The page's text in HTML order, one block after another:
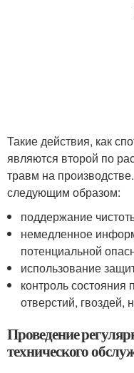
Такие действия, как
являются второй по
травм на
следующим образом:
поддержание
немедленное
потенциальной
использование
контроль
отверстий, гвоздей,
Проведение
технического